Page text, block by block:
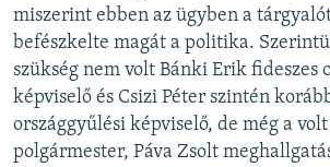
miszerint ebben az ügyben a
befészkelte magát a politika.
szükség nem volt Bánki Erik fideszes
képviselő és Csizi Péter szintén
országgyűlési képviselő, de még a
polgármester, Páva Zsolt